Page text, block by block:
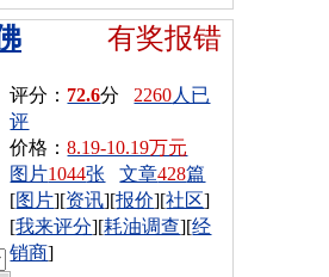
有奖报错
评分： 72.6分 2260人已
评
价格：8.19-10.19万元
图片1044张 文章428篇
[图片][资讯][报价][社区]
[我来评分][耗油调查][经
销商]